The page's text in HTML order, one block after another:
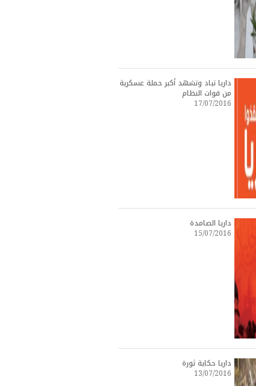
داريا تباد وتشهد أكبر حملة عسكرية
من قوات النظام
17/07/2016
داريا الصامدة
15/07/2016
داريا حكاية ثورة
13/07/2016